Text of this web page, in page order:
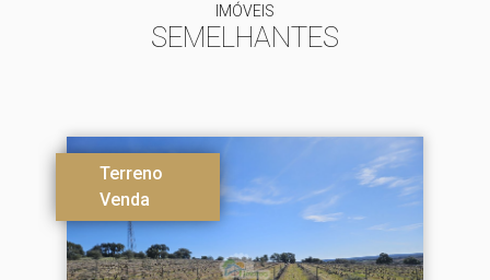
IMÓVEIS
SEMELHANTES
Terreno
Venda